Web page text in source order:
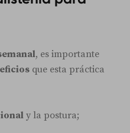
, es importante
que esta práctica
y la postura;